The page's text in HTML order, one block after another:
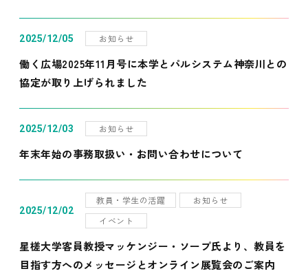
2025/12/05 お知らせ
働く広場2025年11月号に本学とパルシステム神奈川との
協定が取り上げられました
2025/12/03 お知らせ
年末年始の事務取扱い・お問い合わせについて
2025/12/02
教員・学生の活躍
お知らせ
イベント
星槎大学客員教授マッケンジー・ソープ氏より、教員を
目指す方へのメッセージとオンライン展覧会のご案内